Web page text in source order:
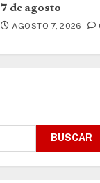
7 de agosto
AGOSTO 7, 2026
BUSCAR